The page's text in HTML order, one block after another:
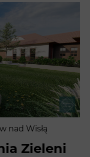
nad Wisłą
Zieleni